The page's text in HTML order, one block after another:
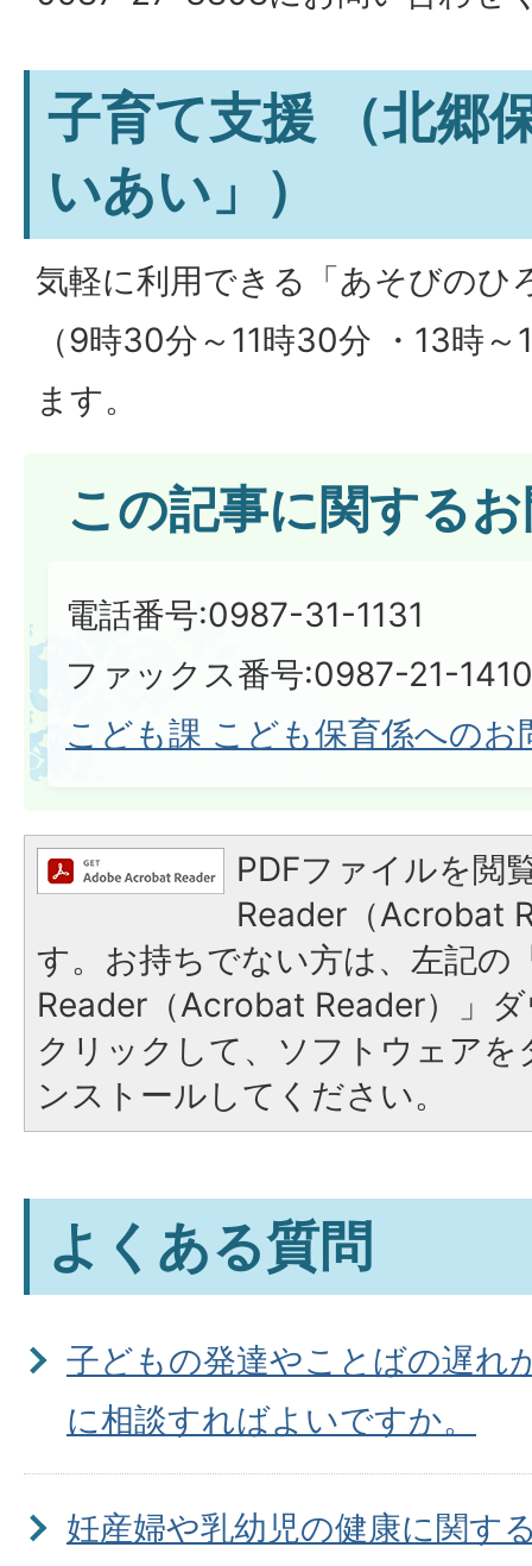
子育て支援 （北郷
いあい」）
気軽に利用できる「あそびのひ
（9時30分～11時30分 ・13時
ます。
この記事に関する
電話番号:0987-31-1131
ファックス番号:0987-21-1410​​​​​​​
こども課 こども保育係へのお
PDFファイルを閲
Reader（Acrobat
す。お持ちでない方は、左記の
Reader（Acrobat Reader）」
クリックして、ソフトウェア
ンストールしてください。
よくある質問
子どもの発達やことばの遅れ
に相談すればよいですか。
妊産婦や乳幼児の健康に関す